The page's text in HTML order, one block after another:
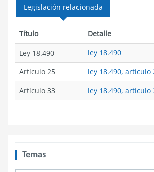
Legislación relacionada
Título Detalle
Ley 18.490
ley 18.490
Artículo 25
ley 18.490, artículo
Artículo 33
ley 18.490, artículo
Temas